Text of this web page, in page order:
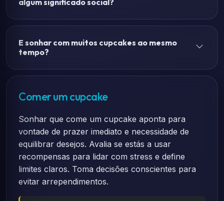
algum significado social?
E sonhar com muitos cupcakes ao mesmo
tempo?
Comer um cupcake
Sonhar que come um cupcake aponta para
vontade de prazer imediato e necessidade de
equilibrar desejos. Avalia se estás a usar
recompensas para lidar com stress e define
limites claros. Toma decisões conscientes para
evitar arrependimentos.